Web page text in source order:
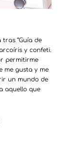
tras “Guía de
y confeti.
permitirme
me gusta y me
un mundo de
aquello que